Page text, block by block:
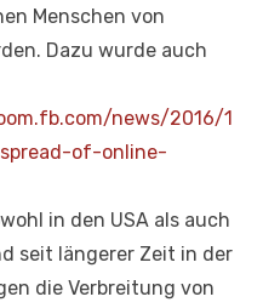
Menschen von
Dazu wurde auch
news/2016/1
of-online-
in den USA als auch
seit längerer Zeit in der
die Verbreitung von